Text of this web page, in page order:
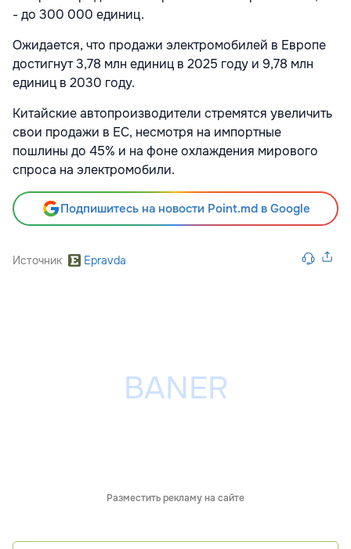
- до 300 000 единиц.
Ожидается, что продажи электромобилей в Европе
достигнут 3,78 млн единиц в 2025 году и 9,78 млн
единиц в 2030 году.
Китайские автопроизводители стремятся увеличить
свои продажи в ЕС, несмотря на импортные
пошлины до 45% и на фоне охлаждения мирового
спроса на электромобили.
Подпишитесь на новости Point.md в Google
Источник Epravda
Разместить рекламу на сайте